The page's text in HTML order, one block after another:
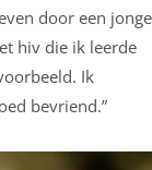
door een
hiv die ik leerde
Ik
bevriend.”